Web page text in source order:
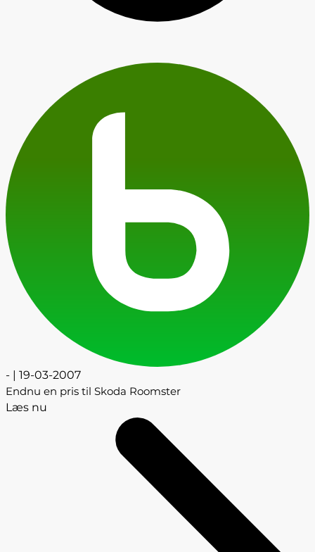
- | 19-03-2007
Endnu en pris til Skoda Roomster
Læs nu